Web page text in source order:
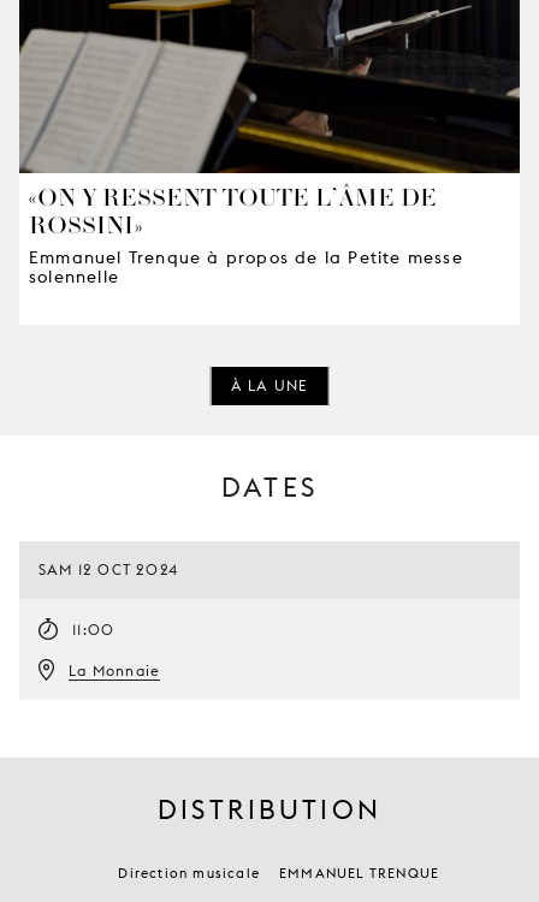
«ON Y RESSENT TOUTE L’ÂME DE
ROSSINI»
Emmanuel Trenque à propos de la Petite messe
solennelle
À LA UNE
DATES
SAM 12 OCT 2024
11:00
La Monnaie
DISTRIBUTION
Direction musicale EMMANUEL TRENQUE